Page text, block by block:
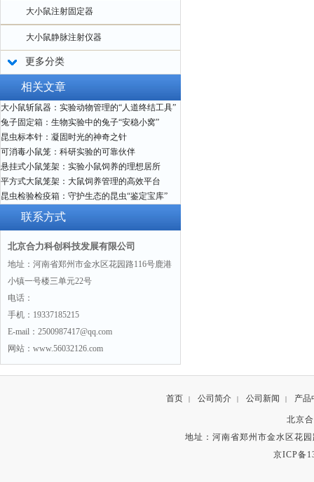
大小鼠注射固定器
大小鼠静脉注射仪器
更多分类
相关文章
大小鼠斩鼠器：实验动物管理的“人道终结工具”
兔子固定箱：生物实验中的兔子“安稳小窝”
昆虫标本针：凝固时光的神奇之针
可消毒小鼠笼：科研实验的可靠伙伴
悬挂式小鼠笼架：实验小鼠饲养的理想居所
平方式大鼠笼架：大鼠饲养管理的高效平台
昆虫检验检疫箱：守护生态的昆虫“鉴定宝库”
联系方式
北京合力科创科技发展有限公司
地址：河南省郑州市金水区花园路116号鹿港
小镇一号楼三单元22号
电话：
手机：19337185215
E-mail：2500987417@qq.com
网站：www.56032126.com
首页 | 公司简介 | 公司新闻 | 产品
北京
地址：河南省郑州市金水区花
京ICP备